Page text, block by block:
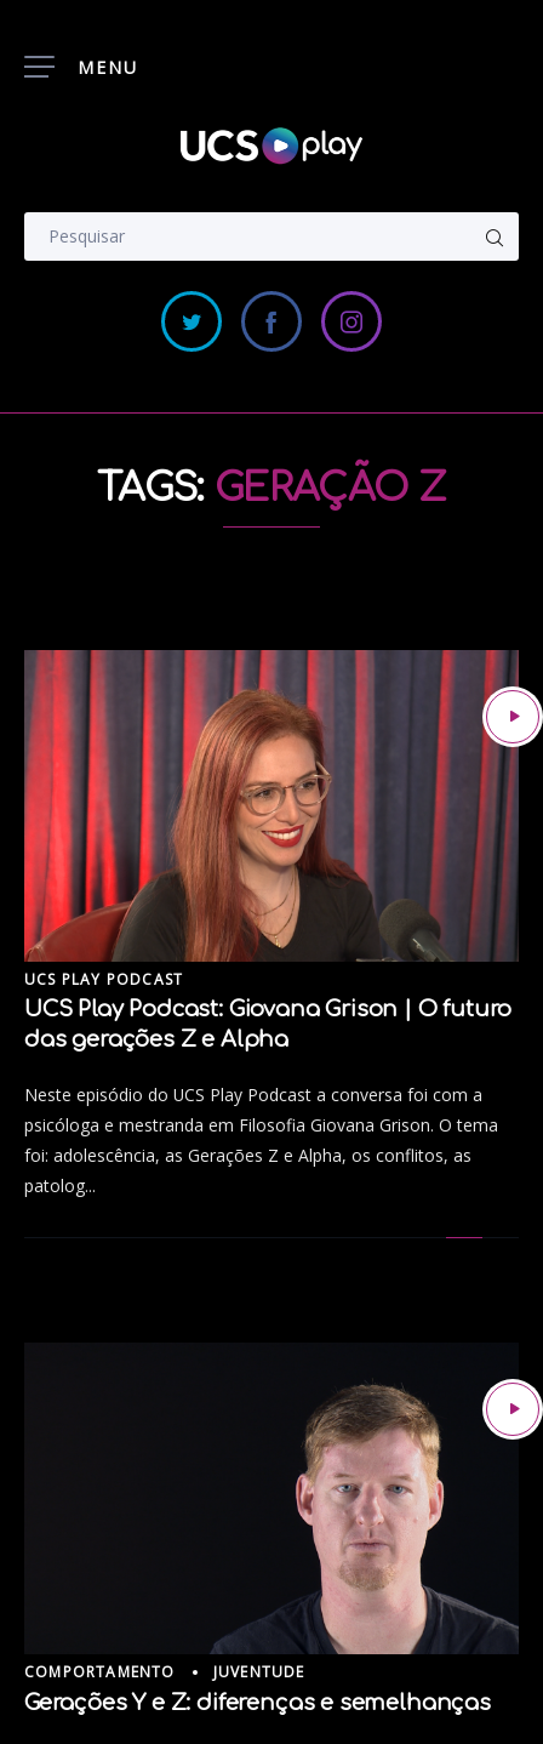
MENU
TAGS: GERAÇÃO Z
UCS PLAY PODCAST
UCS Play Podcast: Giovana Grison | O futuro
das gerações Z e Alpha
Neste episódio do UCS Play Podcast a conversa foi com a
psicóloga e mestranda em Filosofia Giovana Grison. O tema
foi: adolescência, as Gerações Z e Alpha, os conflitos, as
patolog...
COMPORTAMENTO JUVENTUDE
Gerações Y e Z: diferenças e semelhanças